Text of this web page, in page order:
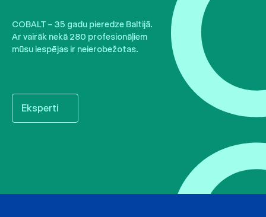
COBALT – 35 gadu pieredze Baltijā.
Ar vairāk nekā 280 profesionāļiem
mūsu iespējas ir neierobežotas.
Eksperti